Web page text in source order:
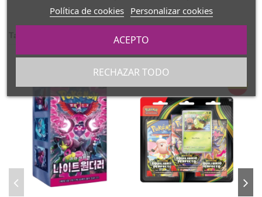
Política de cookies Personalizar cookies
RECHAZAR TODO
ACEPTO